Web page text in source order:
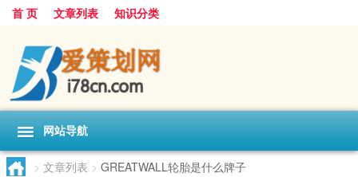
首 页 文章列表 知识分类
网站导航
> 文章列表 > GREATWALL轮胎是什么牌子